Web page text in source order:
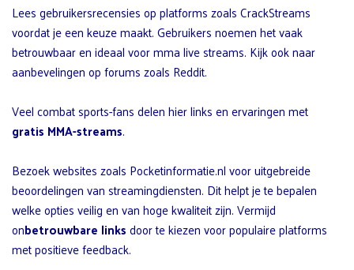
Lees gebruikersrecensies op platforms zoals CrackStreams
voordat je een keuze maakt. Gebruikers noemen het vaak
betrouwbaar en ideaal voor mma live streams. Kijk ook naar
aanbevelingen op forums zoals Reddit.
Veel combat sports-fans delen hier links en ervaringen met
gratis MMA-streams.
Bezoek websites zoals Pocketinformatie.nl voor uitgebreide
beoordelingen van streamingdiensten. Dit helpt je te bepalen
welke opties veilig en van hoge kwaliteit zijn. Vermijd
onbetrouwbare linksdoor te kiezen voor populaire platforms
met positieve feedback.